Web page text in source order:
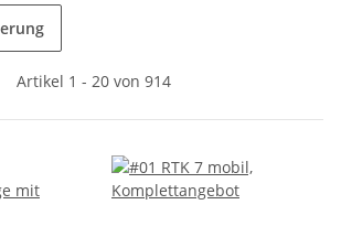
Artikel 1 - 20 von 914